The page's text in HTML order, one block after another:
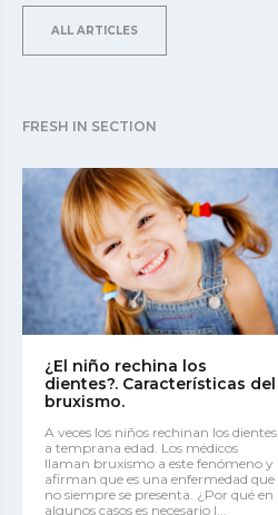
ALL ARTICLES
FRESH IN SECTION
¿El niño rechina los
dientes?. Características del
bruxismo.
A veces los niños rechinan los dientes
a temprana edad. Los médicos
llaman bruxismo a este fenómeno y
afirman que es una enfermedad que
no siempre se presenta. ¿Por qué en
algunos casos es necesario l...